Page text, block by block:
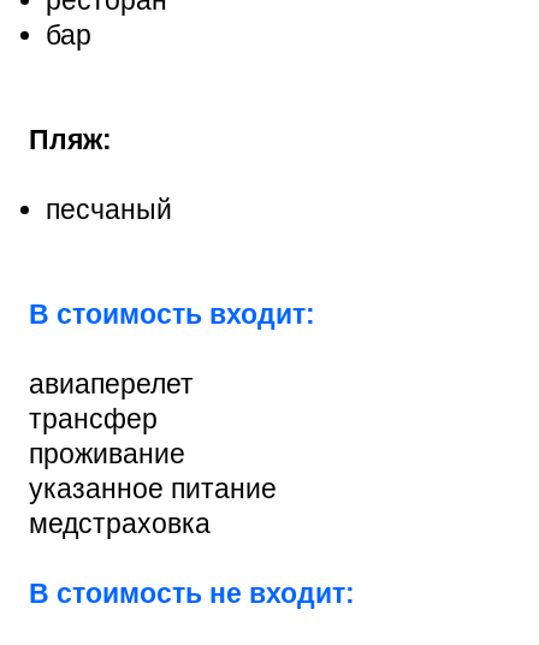
бар
Пляж:
песчаный
В стоимость входит:
авиаперелет
трансфер
проживание
указанное питание
медстраховка
В стоимость не входит: